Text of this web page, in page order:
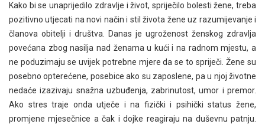
Kako bi se unaprijedilo zdravlje i život, spriječilo bolesti žene, treba
pozitivno utjecati na novi način i stil života žene uz razumijevanje i
članova obitelji i društva. Danas je ugroženost ženskog zdravlja
povećana zbog nasilja nad ženama u kući i na radnom mjestu, a
ne poduzimaju se uvijek potrebne mjere da se to spriječi. Žene su
posebno opterećene, posebice ako su zaposlene, pa u njoj životne
nedaće izazivaju snažna uzbuđenja, zabrinutost, umor i premor.
Ako stres traje onda utječe i na fizički i psihički status žene,
promjene mjesečnice a čak i dojke reagiraju na duševnu patnju.